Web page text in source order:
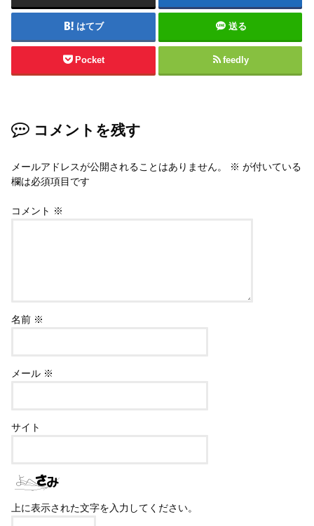
はてブ 送る
Pocket feedly
コメントを残す
メールアドレスが公開されることはありません。 ※ が付いている
欄は必須項目です
コメント ※
名前 ※
メール ※
サイト
上に表示された文字を入力してください。